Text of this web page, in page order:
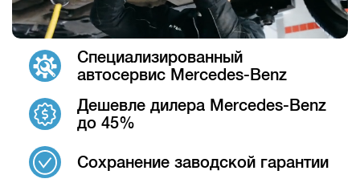
Специализированный
автосервис Mercedes-Benz
Дешевле дилера Mercedes-Benz
до 45%
Сохранение заводской гарантии